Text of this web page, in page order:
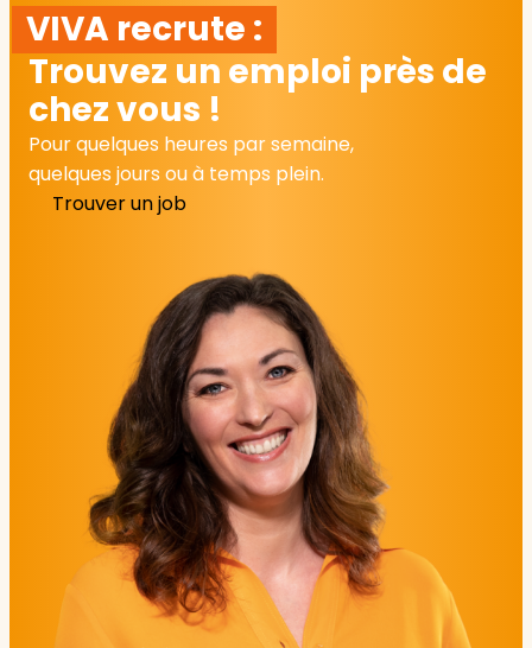
VIVA recrute :
Trouvez un emploi près de
chez vous !
Pour quelques heures par semaine,
quelques jours ou à temps plein.
Trouver un job